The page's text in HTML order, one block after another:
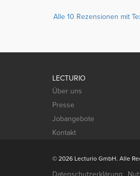
Alle 10 Rezensionen mit
LECTURIO
Über uns
Presse
Jobangebote
Kontakt
© 2026 Lecturio GmbH. Alle
Datenschutzerklärung